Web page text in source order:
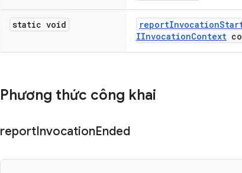
static void reportInvocation
IInvocationContext
Phương thức công khai
reportInvocationEnded